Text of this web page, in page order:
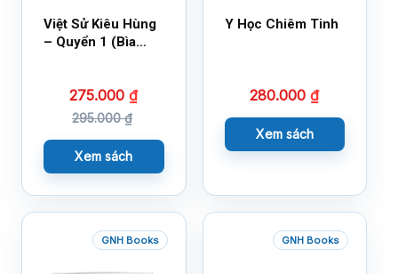
Việt Sử Kiêu Hùng
– Quyển 1 (Bìa
275.000₫
295.000₫
Xem sách
Y Học Chiêm Tinh
280.000₫
Xem sách
GNH Books GNH Books